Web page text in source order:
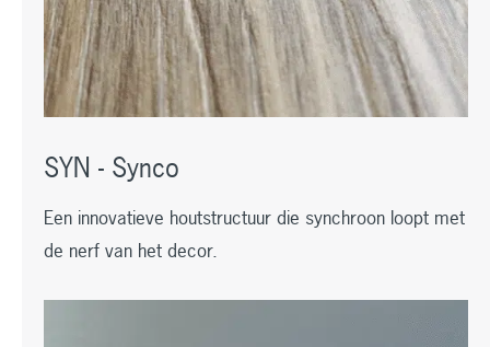
SYN - Synco
Een innovatieve houtstructuur die synchroon loopt met
de nerf van het decor.